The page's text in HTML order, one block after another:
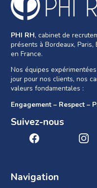
PHI RH, cabinet de
présents à Bordeaux,
en France.
Nos équipes
jour pour nos clients, nos
valeurs fondamentales :
Engagement – Respect –
Suivez-nous
Navigation